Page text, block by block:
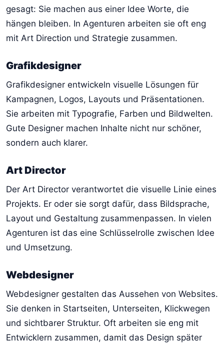
gesagt: Sie machen aus einer Idee Worte, die
hängen bleiben. In Agenturen arbeiten sie oft eng
mit Art Direction und Strategie zusammen.
Grafikdesigner
Grafikdesigner entwickeln visuelle Lösungen für
Kampagnen, Logos, Layouts und Präsentationen.
Sie arbeiten mit Typografie, Farben und Bildwelten.
Gute Designer machen Inhalte nicht nur schöner,
sondern auch klarer.
Art Director
Der Art Director verantwortet die visuelle Linie eines
Projekts. Er oder sie sorgt dafür, dass Bildsprache,
Layout und Gestaltung zusammenpassen. In vielen
Agenturen ist das eine Schlüsselrolle zwischen Idee
und Umsetzung.
Webdesigner
Webdesigner gestalten das Aussehen von Websites.
Sie denken in Startseiten, Unterseiten, Klickwegen
und sichtbarer Struktur. Oft arbeiten sie eng mit
Entwicklern zusammen, damit das Design später